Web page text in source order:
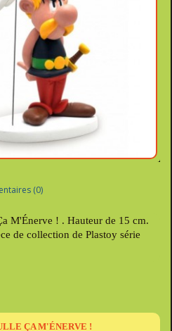
(0)
M'Énerve ! . Hauteur de 15 cm.
de collection de Plastoy série
ÇA M'ÉNERVE !